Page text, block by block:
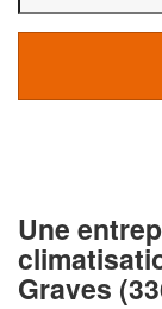
Une
Graves